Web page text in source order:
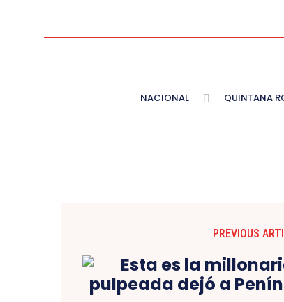
NACIONAL QUINTANA
PREVIOUS